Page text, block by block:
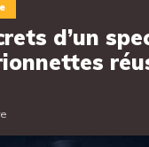
d’un